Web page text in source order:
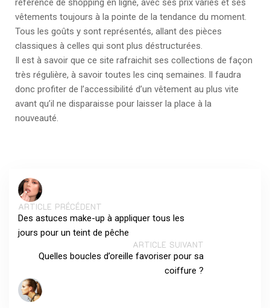
référence de shopping en ligne, avec ses prix variés et ses
vêtements toujours à la pointe de la tendance du moment.
Tous les goûts y sont représentés, allant des pièces
classiques à celles qui sont plus déstructurées.
Il est à savoir que ce site rafraichit ses collections de façon
très régulière, à savoir toutes les cinq semaines. Il faudra
donc profiter de l’accessibilité d’un vêtement au plus vite
avant qu’il ne disparaisse pour laisser la place à la
nouveauté.
ARTICLE PRÉCÉDENT
Des astuces make-up à appliquer tous les
jours pour un teint de pêche
ARTICLE SUIVANT
Quelles boucles d’oreille favoriser pour sa
coiffure ?